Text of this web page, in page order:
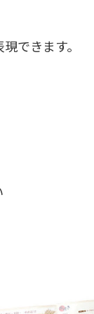
できます。